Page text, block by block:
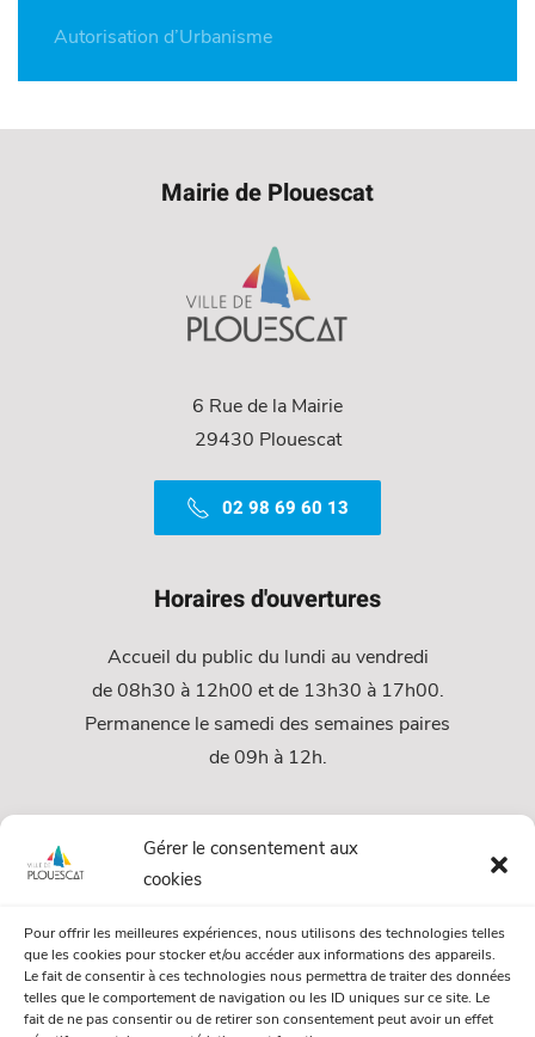
Gérer le consentement aux
cookies
Pour offrir les meilleures expériences, nous utilisons des technologies telles
que les cookies pour stocker et/ou accéder aux informations des appareils.
Le fait de consentir à ces technologies nous permettra de traiter des données
telles que le comportement de navigation ou les ID uniques sur ce site. Le
fait de ne pas consentir ou de retirer son consentement peut avoir un effet
Autorisation d’Urbanisme
Mairie de Plouescat
6 Rue de la Mairie
29430 Plouescat
02 98 69 60 13
Horaires d'ouvertures
Accueil du public du lundi au vendredi
de 08h30 à 12h00 et de 13h30 à 17h00.
Permanence le samedi des semaines paires
de 09h à 12h.
Services
Urbanisme
Papiers et citoyenneté
Numéros Utiles